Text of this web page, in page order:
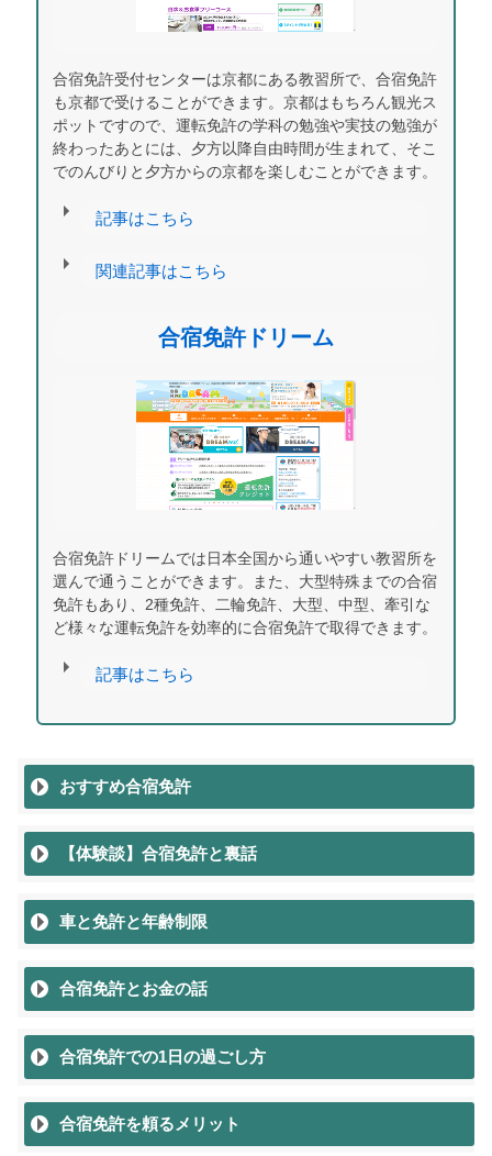
合宿免許受付センターは京都にある教習所で、合宿免許
も京都で受けることができます。京都はもちろん観光ス
ポットですので、運転免許の学科の勉強や実技の勉強が
終わったあとには、夕方以降自由時間が生まれて、そこ
でのんびりと夕方からの京都を楽しむことができます。
記事はこちら
関連記事はこちら
合宿免許ドリーム
合宿免許ドリームでは日本全国から通いやすい教習所を
選んで通うことができます。また、大型特殊までの合宿
免許もあり、2種免許、二輪免許、大型、中型、牽引な
ど様々な運転免許を効率的に合宿免許で取得できます。
記事はこちら
おすすめ合宿免許
【体験談】合宿免許と裏話
車と免許と年齢制限
合宿免許とお金の話
合宿免許での1日の過ごし方
合宿免許を頼るメリット